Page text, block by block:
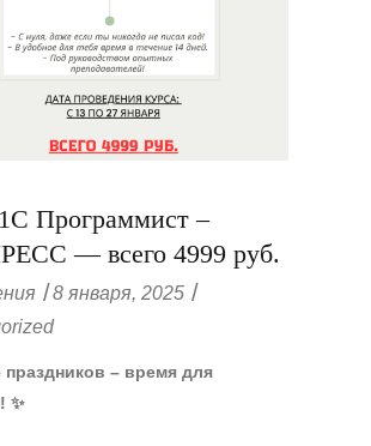
Программист –
— всего 4999 руб.
8 января, 2025
праздников – время для
✨